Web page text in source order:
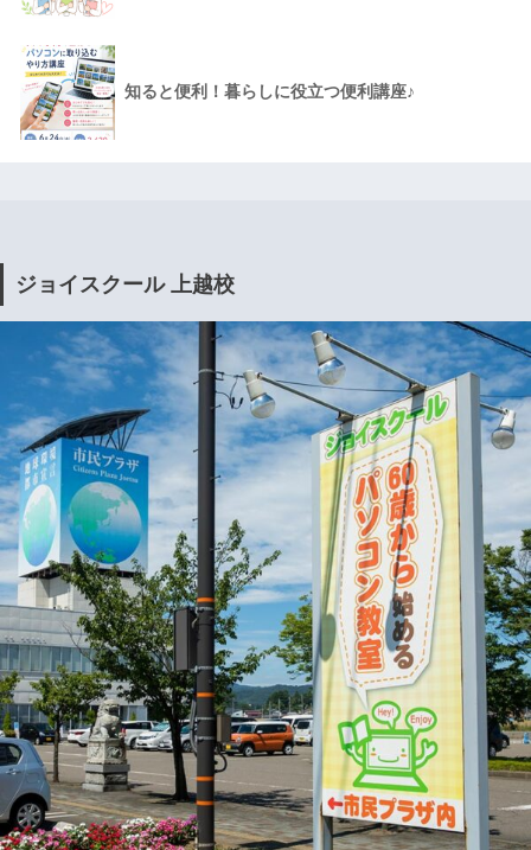
知ると便利！暮らしに役立つ便利講座♪
ジョイスクール 上越校